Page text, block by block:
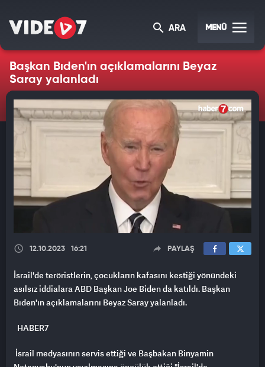
ARA MENÜ
Başkan Bıden'ın açıklamalarını Beyaz
Saray yalanladı
12.10.2023 16:21 PAYLAŞ
İsrail'de teröristlerin, çocukların kafasını kestiği yönündeki
asılsız iddialara ABD Başkan Joe Biden da katıldı. Başkan
Bıden'ın açıklamalarını Beyaz Saray yalanladı.
HABER7
İsrail medyasının servis ettiği ve Başbakan Binyamin